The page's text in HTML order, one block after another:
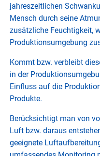
jahreszeitlichen
Mensch durch seine
zusätzliche Feuchtigkeit,
Produktionsumgebung
Kommt bzw. verbleibt
in der
Einfluss auf die
Produkte.
Berücksichtigt man von
Luft bzw. daraus
geeignete